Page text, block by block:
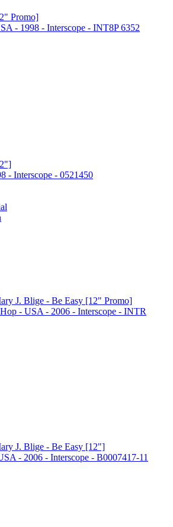
Promo]
- 1998 - Interscope - INT8P 6352
- Interscope - 0521450
J. Blige - Be Easy [12" Promo]
- USA - 2006 - Interscope - INTR
J. Blige - Be Easy [12"]
- 2006 - Interscope - B0007417-11